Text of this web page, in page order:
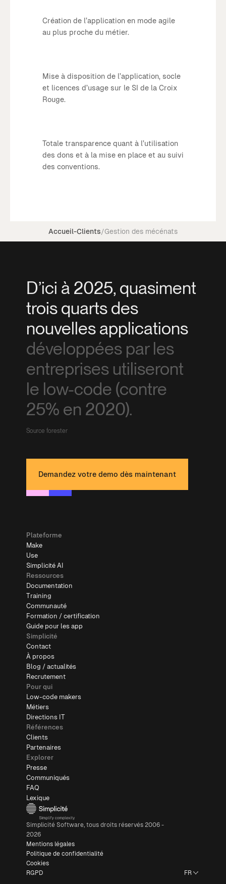
Création de l’application en mode agile
au plus proche du métier.
Mise à disposition de l’application, socle
et licences d’usage sur le SI de la Croix
Rouge.
Totale transparence quant à l’utilisation
des dons et à la mise en place et au suivi
des conventions.
Accueil-Clients/Gestion des mécénats
D’ici à 2025, quasiment
trois quarts des
nouvelles applications
développées par les
entreprises utiliseront
le low-code (contre
25% en 2020).
Source forester
Demandez votre demo dès maintenant
Simplicité Software, tous droits réservés 2006 -
2026
Mentions légales
Politique de confidentialité
Cookies
RGPD
FR
Plateforme
Make
Use
Simplicité AI
Ressources
Documentation
Training
Communauté
Formation / certification
Guide pour les app
Simplicité
Contact
À propos
Blog / actualités
Recrutement
Pour qui
Low-code makers
Métiers
Directions IT
Références
Clients
Partenaires
Explorer
Presse
Communiqués
FAQ
Lexique